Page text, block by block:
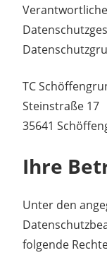
TC
Steinstraße 17
35641
Ihre
Unter den
folgende